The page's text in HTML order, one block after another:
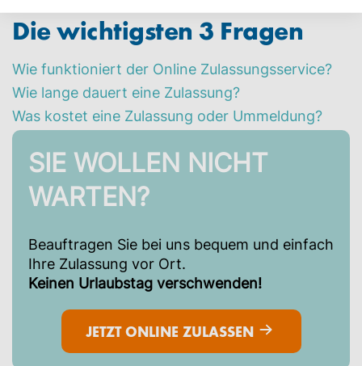
Die wichtigsten 3 Fragen
Wie funktioniert der Online Zulassungsservice?
Wie lange dauert eine Zulassung?
Was kostet eine Zulassung oder Ummeldung?
SIE WOLLEN NICHT
WARTEN?
Beauftragen Sie bei uns bequem und einfach
Ihre Zulassung vor Ort.
Keinen Urlaubstag verschwenden!
JETZT ONLINE ZULASSEN